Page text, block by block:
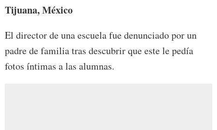
Tijuana, México
El director de una escuela fue denunciado por un
padre de familia tras descubrir que este le pedía
fotos íntimas a las alumnas.